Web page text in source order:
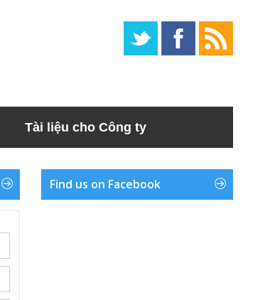
Tài liệu cho Công ty
Find us on Facebook